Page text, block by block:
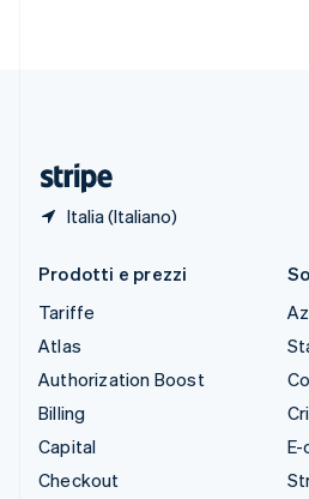
Italia (Italiano)
Prodotti e prezzi
Tariffe
Atlas
Authorization Boost
Billing
Capital
Checkout